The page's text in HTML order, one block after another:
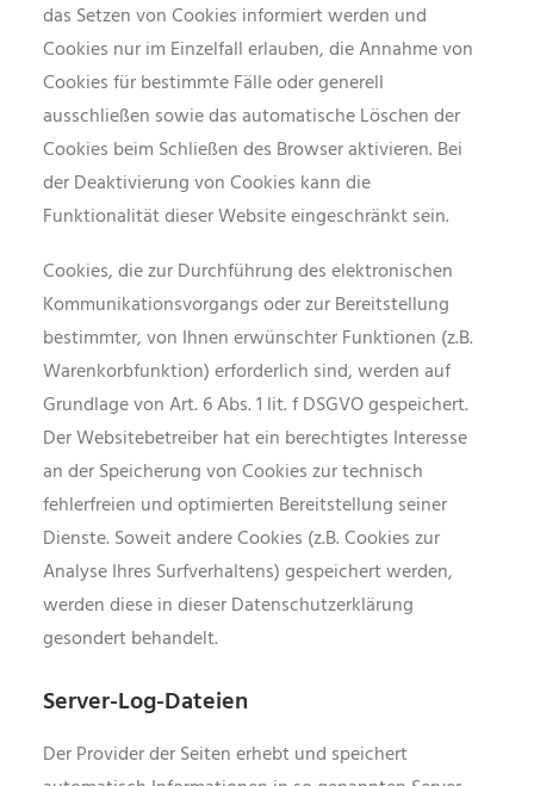
das Setzen von Cookies informiert werden und
Cookies nur im Einzelfall erlauben, die Annahme von
Cookies für bestimmte Fälle oder generell
ausschließen sowie das automatische Löschen der
Cookies beim Schließen des Browser aktivieren. Bei
der Deaktivierung von Cookies kann die
Funktionalität dieser Website eingeschränkt sein.
Cookies, die zur Durchführung des elektronischen
Kommunikationsvorgangs oder zur Bereitstellung
bestimmter, von Ihnen erwünschter Funktionen (z.B.
Warenkorbfunktion) erforderlich sind, werden auf
Grundlage von Art. 6 Abs. 1 lit. f DSGVO gespeichert.
Der Websitebetreiber hat ein berechtigtes Interesse
an der Speicherung von Cookies zur technisch
fehlerfreien und optimierten Bereitstellung seiner
Dienste. Soweit andere Cookies (z.B. Cookies zur
Analyse Ihres Surfverhaltens) gespeichert werden,
werden diese in dieser Datenschutzerklärung
gesondert behandelt.
Server-Log-Dateien
Der Provider der Seiten erhebt und speichert